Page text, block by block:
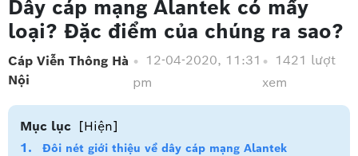
Dây cáp mạng Alantek có mấy
loại? Đặc điểm của chúng ra sao?
Cáp Viễn Thông Hà
Nội
12-04-2020, 11:31
pm
1421 lượt
xem
Mục lục [Hiện]
Đôi nét giới thiệu về dây cáp mạng Alantek